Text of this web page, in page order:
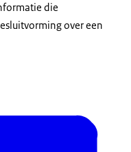
die
over een